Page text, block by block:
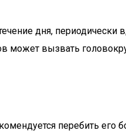
дня, периодически
может вызвать
перебить